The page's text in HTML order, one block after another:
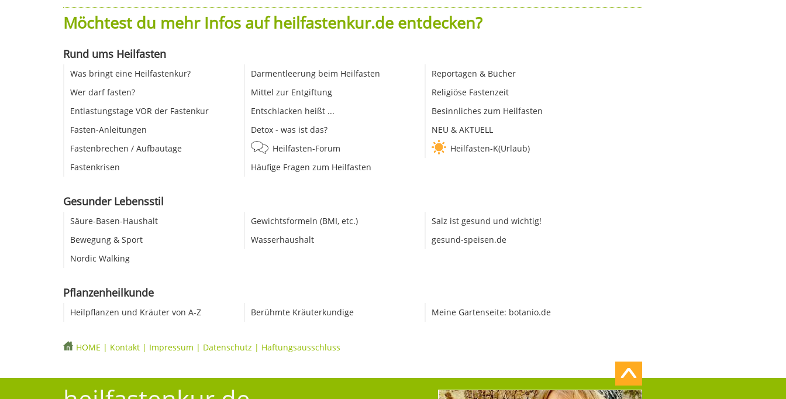
Möchtest du mehr Infos auf heilfastenkur.de entdecken?
Rund ums Heilfasten
Was bringt eine Heilfastenkur?
Wer darf fasten?
Entlastungstage VOR der Fastenkur
Fasten-Anleitungen
Fastenbrechen / Aufbautage
Fastenkrisen
Darmentleerung beim Heilfasten
Mittel zur Entgiftung
Entschlacken heißt ...
Detox - was ist das?
Heilfasten-Forum
Häufige Fragen zum Heilfasten
Reportagen & Bücher
Religiöse Fastenzeit
Besinnliches zum Heilfasten
NEU & AKTUELL
Heilfasten-K(Urlaub)
Gesunder Lebensstil
Säure-Basen-Haushalt
Bewegung & Sport
Nordic Walking
Gewichtsformeln (BMI, etc.)
Wasserhaushalt
Salz ist gesund und wichtig!
gesund-speisen.de
Pflanzenheilkunde
Heilpflanzen und Kräuter von A-Z Berühmte Kräuterkundige Meine Gartenseite: botanio.de
HOME | Kontakt| Impressum | Datenschutz | Haftungsausschluss